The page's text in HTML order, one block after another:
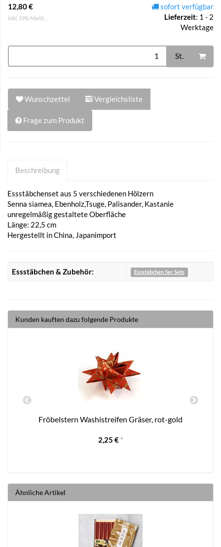
12,80 €
inkl. 19% MwSt. ,
sofort verfügbar
Lieferzeit: 1 - 2
Werktage
St.
Wunschzettel Vergleichsliste
Frage zum Produkt
Beschreibung
Essstäbchenset aus 5 verschiedenen Hölzern
Senna siamea, Ebenholz,Tsuge, Palisander, Kastanie
unregelmäßig gestaltete Oberfläche
Länge: 22,5 cm
Hergestellt in China, Japanimport
Essstäbchen & Zubehör: Essstäbchen 5er Sets
Kunden kauften dazu folgende Produkte
Fröbelstern Washistreifen Gräser, rot-gold
2,25 € *
Ähnliche Artikel